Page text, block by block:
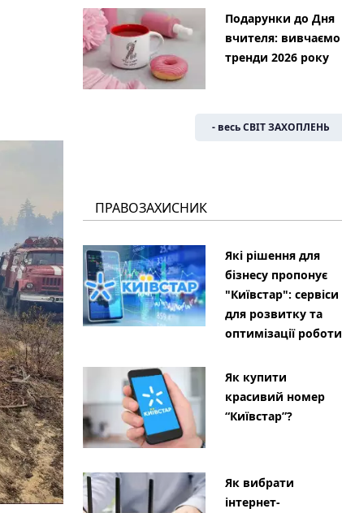
Подарунки до Дня
вчителя: вивчаємо
тренди 2026 року
- весь СВІТ ЗАХОПЛЕНЬ
ПРАВОЗАХИСНИК
Які рішення для
бізнесу пропонує
"Київстар": сервіси
для розвитку та
оптимізації роботи
Як купити
красивий номер
“Київстар”?
Як вибрати
інтернет-